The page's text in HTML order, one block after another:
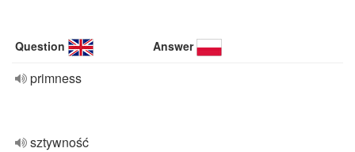
Question Answer
primness
sztywność